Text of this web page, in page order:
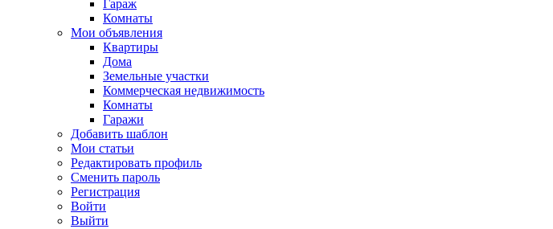
Гараж
Комнаты
Мои объявления
Квартиры
Дома
Земельные участки
Коммерческая недвижимость
Комнаты
Гаражи
Добавить шаблон
Мои статьи
Редактировать профиль
Сменить пароль
Регистрация
Войти
Выйти